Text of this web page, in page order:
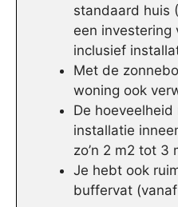
standaard huis
een investering
inclusief
Met de
woning ook
De
installatie
zo’n 2 m2 tot 3
Je hebt ook
buffervat